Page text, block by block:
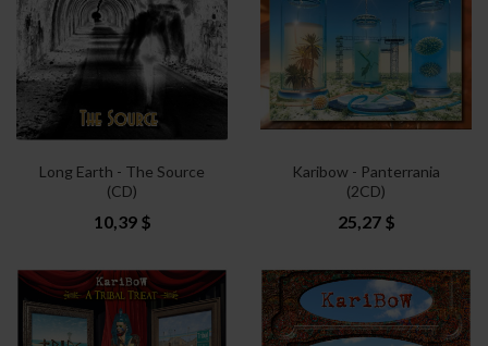
Long Earth - The Source
(CD)
10,39 $
Karibow - Panterrania
(2CD)
25,27 $